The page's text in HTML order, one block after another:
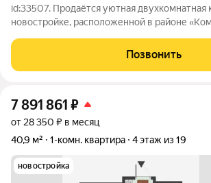
id:33507. Продаётся уютная двухкомнатная
новостройке, расположенной в районе
от центра города. Рядом с домом есть вся
социальная инфраструктура
Позвонить
7 891 861 ₽
от 28 350 ₽ в месяц
40,9 м²
1-комн. квартира 4 этаж из 19
новостройка